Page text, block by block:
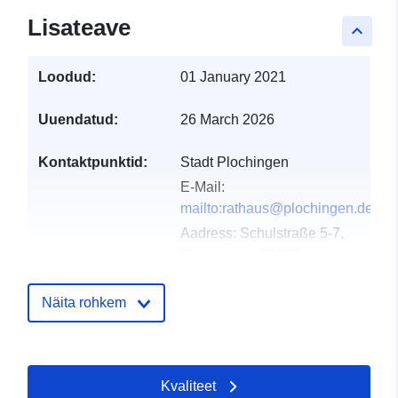
keyboard_arrow_up
Lisateave
Loodud: 01 January 2021
Uuendatud: 26 March 2026
Kontaktpunktid:
Stadt Plochingen
E-Mail:
mailto:rathaus@plochingen.de
Aadress: Schulstraße 5-7,
Kataloogi kirje: Lisatud andmetele.europa.eu:
2026
Näita rohkem
Kvaliteet